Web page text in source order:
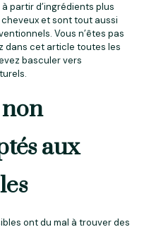
partir d’ingrédients plus
et sont tout aussi
Vous n’êtes pas
dans cet article toutes les
basculer vers
aux
ont du mal à trouver des